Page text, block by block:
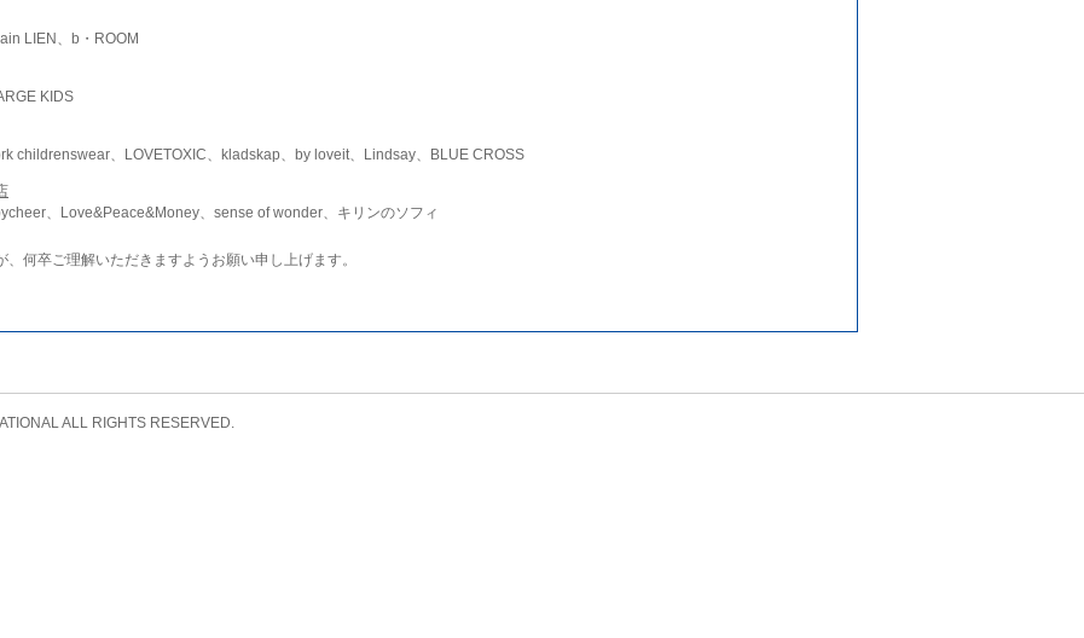
LIEN、b・ROOM
KIDS
childrenswear、LOVETOXIC、kladskap、by loveit、Lindsay、BLUE CROSS
、Love&Peace&Money、sense of wonder、キリンのソフィ
何卒ご理解いただきますようお願い申し上げます。